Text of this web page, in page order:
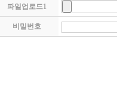
파일업로드1
비밀번호